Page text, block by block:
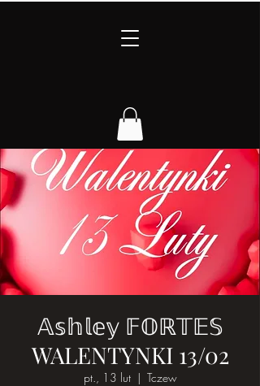
𝔸𝕤𝕙𝕝𝕖𝕪 𝔽𝕆ℝ𝕋𝔼𝕊
WALENTYNKI 13/02
pt., 13 lut
  |
Tczew